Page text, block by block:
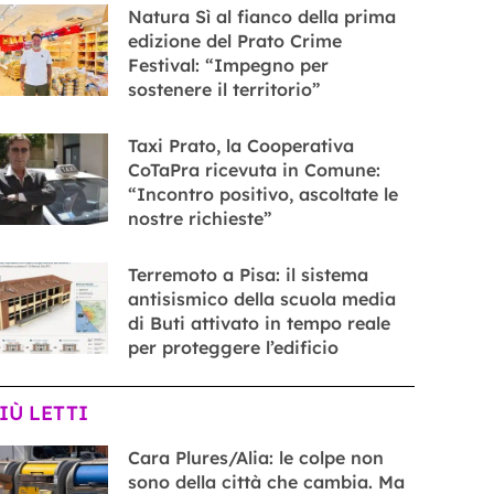
Natura Sì al fianco della prima
edizione del Prato Crime
Festival: “Impegno per
sostenere il territorio”
Taxi Prato, la Cooperativa
CoTaPra ricevuta in Comune:
“Incontro positivo, ascoltate le
nostre richieste”
Terremoto a Pisa: il sistema
antisismico della scuola media
di Buti attivato in tempo reale
per proteggere l’edificio
LETTI
Cara Plures/Alia: le colpe non
sono della città che cambia. Ma